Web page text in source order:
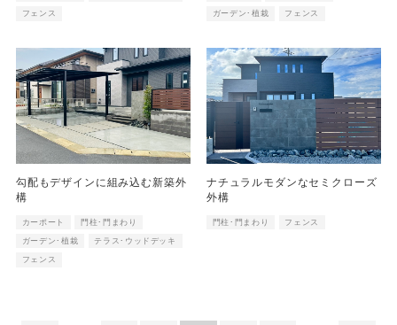
フェンス
ガーデン･植栽
フェンス
勾配もデザインに組み込む新築外
構
カーポート
門柱･門まわり
ガーデン･植栽
テラス･ウッドデッキ
フェンス
ナチュラルモダンなセミクローズ
外構
門柱･門まわり フェンス